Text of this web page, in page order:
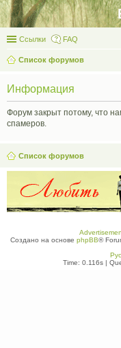
Ссылки FAQ
Список форумов
Информация
Форум закрыт потому, что
спамеров.
Список форумов
Создано на основе phpBB®
Time: 0.116s|